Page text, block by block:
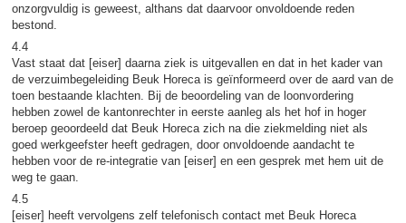
onzorgvuldig is geweest, althans dat daarvoor onvoldoende reden
bestond.
4.4
Vast staat dat [eiser] daarna ziek is uitgevallen en dat in het kader van
de verzuimbegeleiding Beuk Horeca is geïnformeerd over de aard van de
toen bestaande klachten. Bij de beoordeling van de loonvordering
hebben zowel de kantonrechter in eerste aanleg als het hof in hoger
beroep geoordeeld dat Beuk Horeca zich na die ziekmelding niet als
goed werkgeefster heeft gedragen, door onvoldoende aandacht te
hebben voor de re-integratie van [eiser] en een gesprek met hem uit de
weg te gaan.
4.5
[eiser] heeft vervolgens zelf telefonisch contact met Beuk Horeca